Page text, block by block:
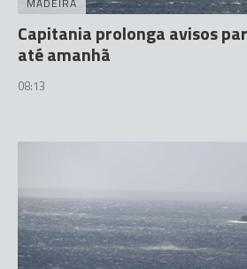
Capitania prolonga avisos
até amanhã
08:13